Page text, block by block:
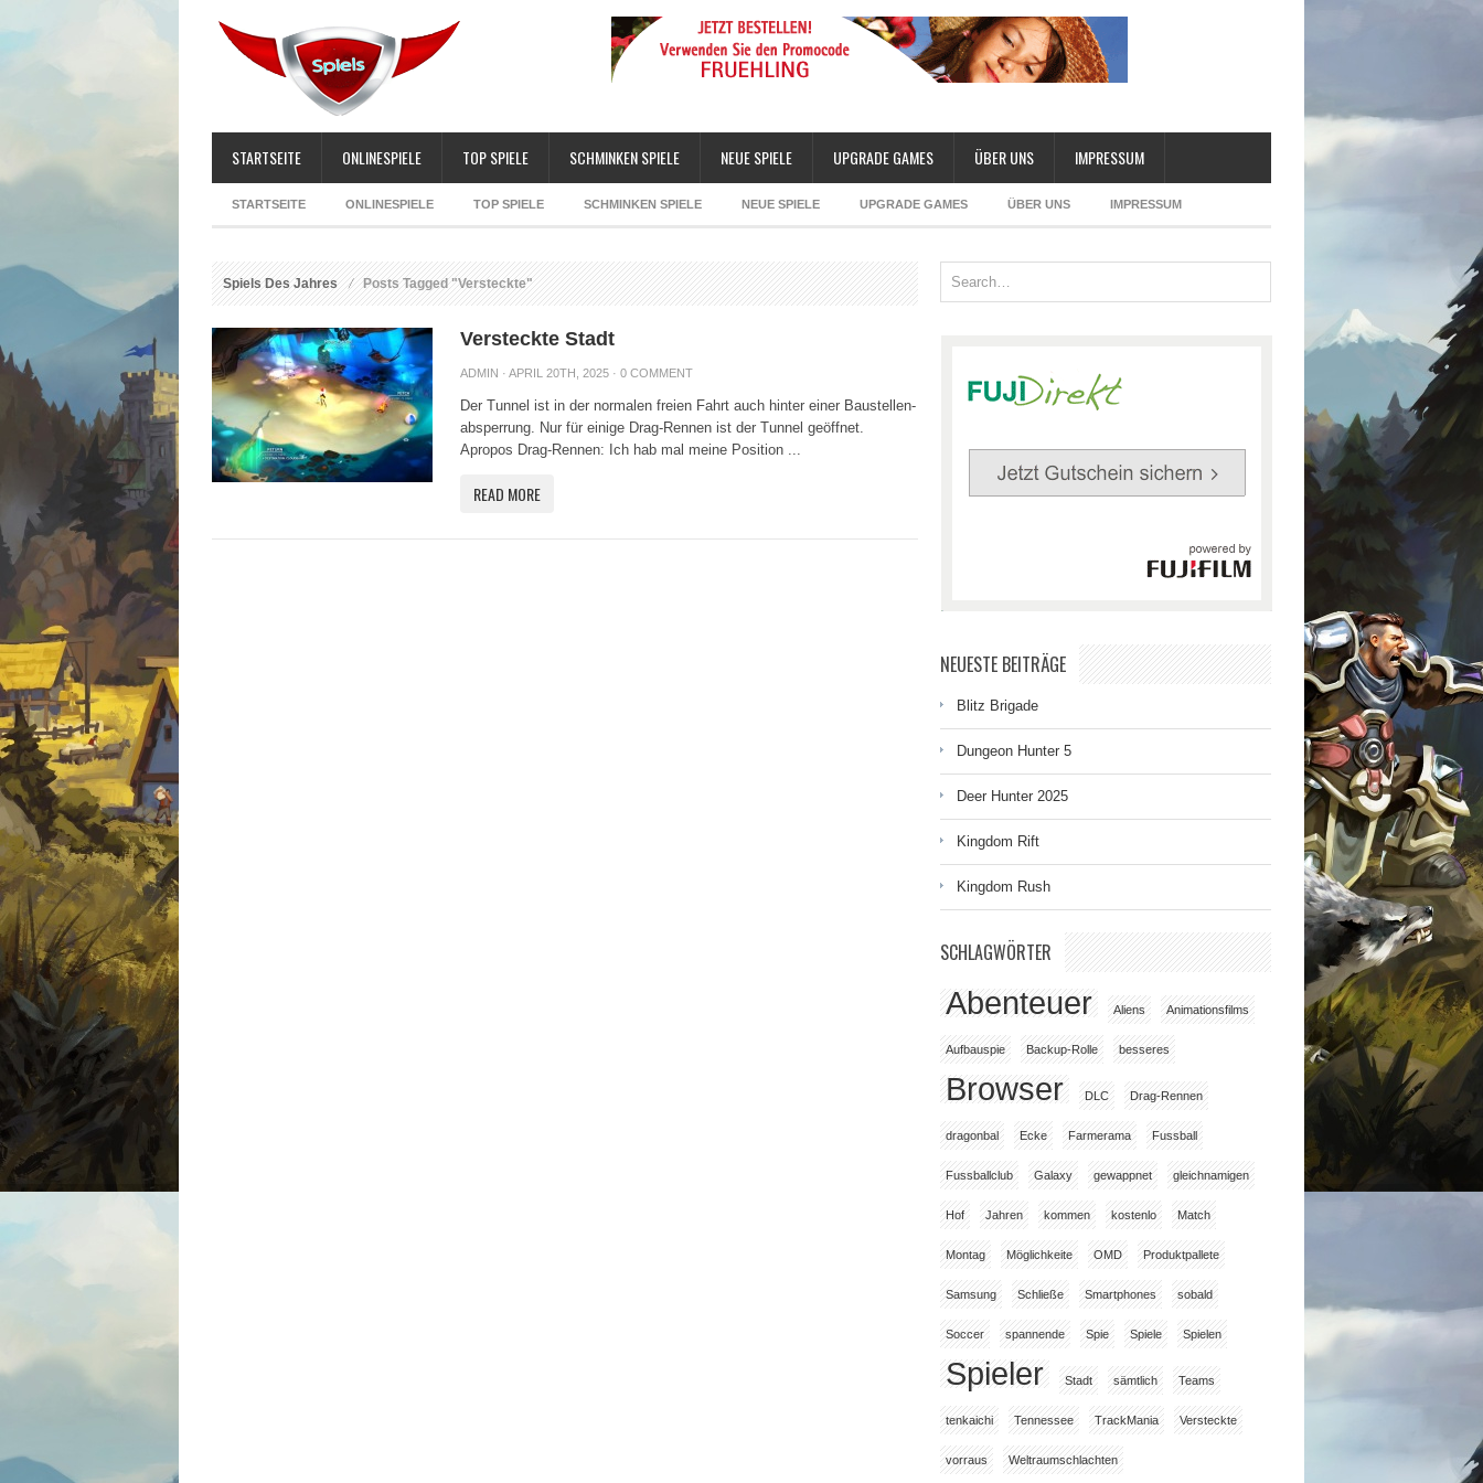
STARTSEITE ONLINESPIELE TOP SPIELE SCHMINKEN SPIELE NEUE SPIELE UPGRADE GAMES ÜBER UNS IMPRESSUM
STARTSEITE ONLINESPIELE TOP SPIELE SCHMINKEN SPIELE NEUE SPIELE UPGRADE GAMES ÜBER UNS IMPRESSUM
Spiels Des Jahres Posts Tagged "Versteckte"
Versteckte Stadt
ADMIN · APRIL 20TH, 2025 · 0 COMMENT
Der Tunnel ist in der normalen freien Fahrt auch hinter einer Baustellen-
absperrung. Nur für einige Drag-Rennen ist der Tunnel geöffnet.
Apropos Drag-Rennen: Ich hab mal meine Position ...
READ MORE
NEUESTE BEITRÄGE
Blitz Brigade
Dungeon Hunter 5
Deer Hunter 2025
Kingdom Rift
Kingdom Rush
SCHLAGWÖRTER
Abenteuer Aliens Animationsfilms
Aufbauspie Backup-Rolle besseres
Browser DLC Drag-Rennen
dragonbal Ecke Farmerama Fussball
Fussballclub Galaxy gewappnet gleichnamigen
Hof Jahren kommen kostenlo Match
Montag Möglichkeite OMD Produktpallete
Samsung Schließe Smartphones sobald
Soccer spannende Spie Spiele Spielen
Spieler Stadt sämtlich Teams
tenkaichi Tennessee TrackMania Versteckte
vorraus Weltraumschlachten